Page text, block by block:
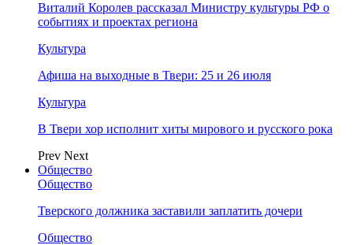
Виталий Королев рассказал Министру культуры РФ о
событиях и проектах региона
Культура
Афиша на выходные в Твери: 25 и 26 июля
Культура
В Твери хор исполнит хиты мирового и русского рока
Prev Next
Общество
Общество
Тверского должника заставили заплатить дочери
Общество